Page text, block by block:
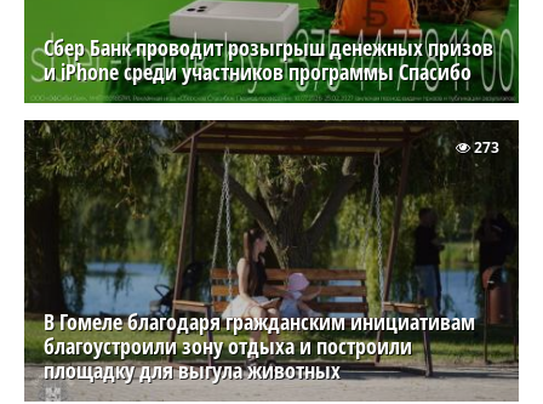
Сбер Банк проводит розыгрыш денежных призов
и iPhone среди участников программы Спасибо
В Гомеле благодаря гражданским инициативам
благоустроили зону отдыха и построили
площадку для выгула животных
273